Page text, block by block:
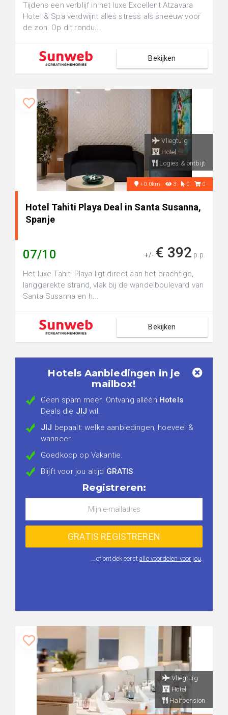
Tijdens een verblijf in het luxe Excellent Atzavara
Hotel & Spa verdwijnt alles stress als sneeuw voor
de zon. Op dit rondu...
Bekijken
Vliegtuig
Hotel
Logies & ontbijt
+0.0km 3 0 0
Hotel Tahiti Playa Deal in Santa Susanna,
Spanje
07/10 +/- € 392 p.p.
Het luxe Tahiti Playa ligt direct aan het prachtige,
langgerekte strand, vlak bij de wandelboulevard van
Santa Susanna en h...
Bekijken
Hotels Aanbiedingen in je
mailbox!
Geen spam meer. Ontvang alléén Hotels
Deals die JIJ wil.
JIJ bepaalt: welke aanbiedingen, hoeveel &
wanneer.
Goedkoop op Vakantie.
Blijft voor jou altijd GRATIS.
Registreren:
...of ontdek eerstalle voordelen voor jou.
Vliegtuig
Hotel
Halfpension